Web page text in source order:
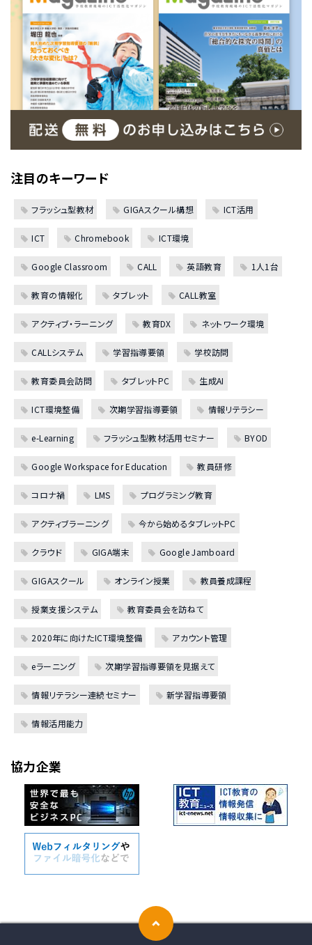
注目のキーワード
フラッシュ型教材 GIGAスクール構想 ICT活用
ICT Chromebook ICT環境
Google Classroom CALL 英語教育 1人1台
教育の情報化 タブレット CALL教室
アクティブ・ラーニング 教育DX ネットワーク環境
CALLシステム 学習指導要領 学校訪問
教育委員会訪問 タブレットPC 生成AI
ICT環境整備 次期学習指導要領 情報リテラシー
e-Learning フラッシュ型教材活用セミナー BYOD
Google Workspace for Education 教員研修
コロナ禍 LMS プログラミング教育
アクティブラーニング 今から始めるタブレットPC
クラウド GIGA端末 Google Jamboard
GIGAスクール オンライン授業 教員養成課程
授業支援システム 教育委員会を訪ねて
2020年に向けたICT環境整備 アカウント管理
eラーニング 次期学習指導要領を見据えて
情報リテラシー連続セミナー 新学習指導要領
情報活用能力
協力企業